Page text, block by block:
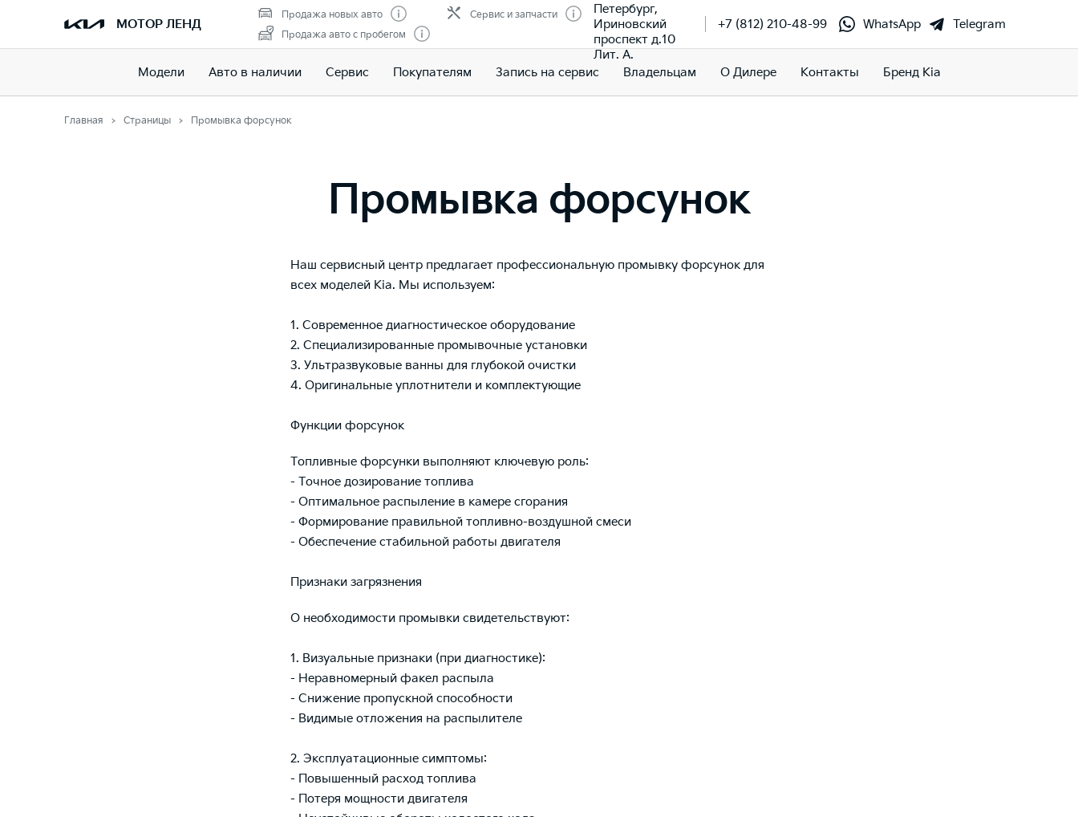
МОТОР ЛЕНД
Продажа новых авто
Продажа авто с пробегом
Сервис и запчасти
Петербург,
Ириновский
проспект д.10
Лит. А.
+7 (812) 210-48-99 WhatsApp Telegram
Модели Авто в наличии Сервис Покупателям Запись на сервис Владельцам О Дилере Контакты Бренд Kia
Главная Страницы Промывка форсунок
Промывка форсунок
Наш сервисный центр предлагает профессиональную промывку форсунок для
всех моделей Kia. Мы используем:
1. Современное диагностическое оборудование
2. Специализированные промывочные установки
3. Ультразвуковые ванны для глубокой очистки
4. Оригинальные уплотнители и комплектующие
Функции форсунок
Топливные форсунки выполняют ключевую роль:
- Точное дозирование топлива
- Оптимальное распыление в камере сгорания
- Формирование правильной топливно-воздушной смеси
- Обеспечение стабильной работы двигателя
Признаки загрязнения
О необходимости промывки свидетельствуют:
1. Визуальные признаки (при диагностике):
- Неравномерный факел распыла
- Снижение пропускной способности
- Видимые отложения на распылителе
2. Эксплуатационные симптомы:
- Повышенный расход топлива
- Потеря мощности двигателя